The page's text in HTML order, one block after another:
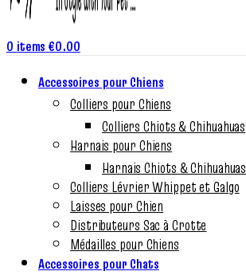
0 items €0.00
Accessoires pour Chiens
Colliers pour Chiens
Colliers Chiots & Chihuahuas
Harnais pour Chiens
Harnais Chiots & Chihuahuas
Colliers Lévrier Whippet et Galgo
Laisses pour Chien
Distributeurs Sac à Crotte
Médailles pour Chiens
Accessoires pour Chats